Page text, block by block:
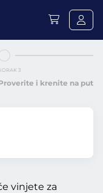
3
i krenite na put
vinjete za